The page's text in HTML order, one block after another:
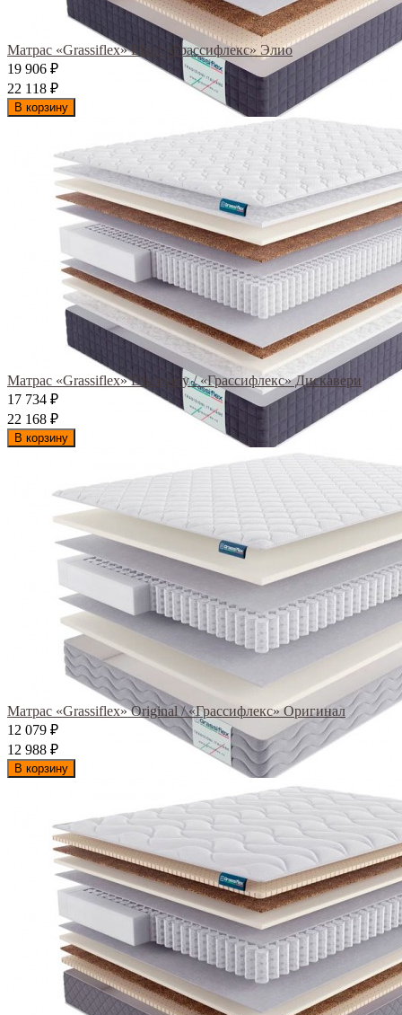
Матрас «Grassiflex» Elio / «Грассифлекс» Элио
19 906 ₽
22 118 ₽
В корзину
Матрас «Grassiflex» Discovery / «Грассифлекс» Дискавери
17 734 ₽
22 168 ₽
В корзину
Матрас «Grassiflex» Original / «Грассифлекс» Оригинал
12 079 ₽
12 988 ₽
В корзину